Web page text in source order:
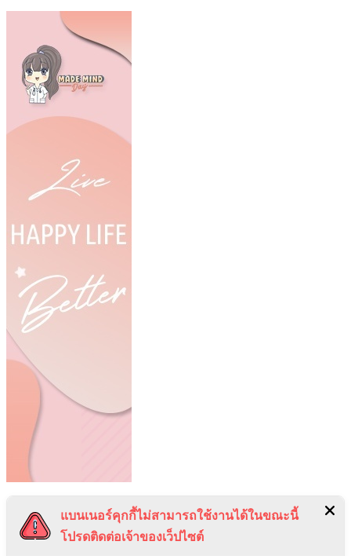
เรื่องล่าสุด แบนเนอร์คุกกี้ไม่สามารถใช้งานได้ในขณะนี้
โปรดติดต่อเจ้าของเว็ปไซต์